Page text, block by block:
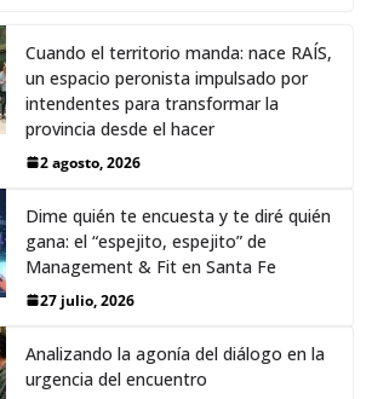
Cuando el territorio manda: nace RAÍS,
un espacio peronista impulsado por
intendentes para transformar la
provincia desde el hacer
2 agosto, 2026
Dime quién te encuesta y te diré quién
gana: el “espejito, espejito” de
Management & Fit en Santa Fe
27 julio, 2026
Analizando la agonía del diálogo en la
urgencia del encuentro